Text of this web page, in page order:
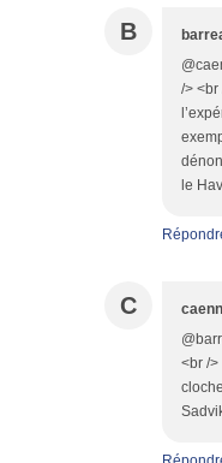
B
/>
le
C
<br /